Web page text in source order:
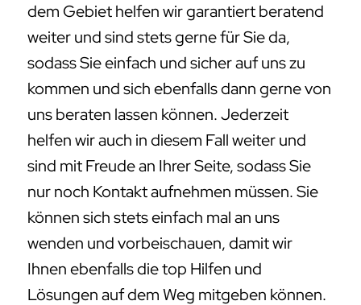
dem Gebiet helfen wir garantiert beratend
weiter und sind stets gerne für Sie da,
sodass Sie einfach und sicher auf uns zu
kommen und sich ebenfalls dann gerne von
uns beraten lassen können. Jederzeit
helfen wir auch in diesem Fall weiter und
sind mit Freude an Ihrer Seite, sodass Sie
nur noch Kontakt aufnehmen müssen. Sie
können sich stets einfach mal an uns
wenden und vorbeischauen, damit wir
Ihnen ebenfalls die top Hilfen und
Lösungen auf dem Weg mitgeben können.